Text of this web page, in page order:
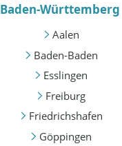
Baden-Württemberg
Aalen
Baden-Baden
Esslingen
Freiburg
Friedrichshafen
Göppingen